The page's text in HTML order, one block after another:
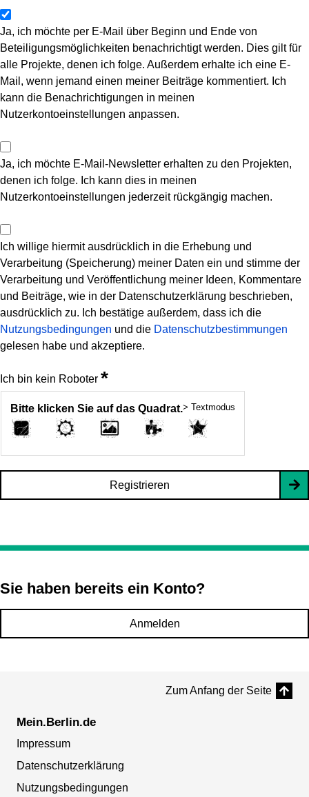
Ja, ich möchte per E-Mail über Beginn und Ende von
Beteiligungsmöglichkeiten benachrichtigt werden. Dies gilt für
alle Projekte, denen ich folge. Außerdem erhalte ich eine E-
Mail, wenn jemand einen meiner Beiträge kommentiert. Ich
kann die Benachrichtigungen in meinen
Nutzerkontoeinstellungen anpassen.
Ja, ich möchte E-Mail-Newsletter erhalten zu den Projekten,
denen ich folge. Ich kann dies in meinen
Nutzerkontoeinstellungen jederzeit rückgängig machen.
Ich willige hiermit ausdrücklich in die Erhebung und
Verarbeitung (Speicherung) meiner Daten ein und stimme der
Verarbeitung und Veröffentlichung meiner Ideen, Kommentare
und Beiträge, wie in der Datenschutzerklärung beschrieben,
ausdrücklich zu. Ich bestätige außerdem, dass ich die
Nutzungsbedingungen und die Datenschutzbestimmungen
gelesen habe und akzeptiere.
Ich bin kein Roboter *
Bitte klicken Sie auf das Quadrat.> Textmodus
Registrieren
Sie haben bereits ein Konto?
Anmelden
Zum Anfang der Seite
Mein.Berlin.de
Impressum
Datenschutzerklärung
Nutzungsbedingungen